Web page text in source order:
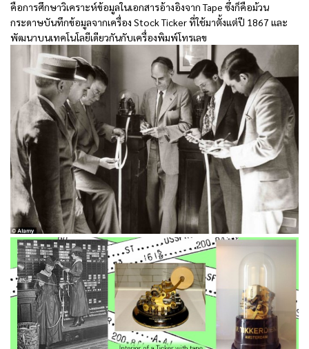
คือการศึกษาวิเคราะห์ข้อมูลในเอกสารอ้างอิงจาก Tape ซึ่งก็คือม้วน
กระดาษบันทึกข้อมูลจากเครื่อง Stock Ticker ที่ใช้มาตั้งแต่ปี 1867 และ
พัฒนาบนเทคโนโลยีเดียวกันกับเครื่องพิมพ์โทรเลข